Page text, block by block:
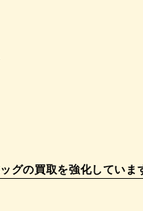
グの買取を強化していま